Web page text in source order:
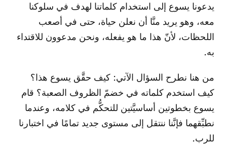
يدعونا يسوع إلى استخدام كلماتنا لهدف في سلوكنا
معه، وهو يريد منَّا أن نعلن حياة، حتى في أصعب
اللحظات، لأنّ هذا ما هو يفعله، ونحن مدعوون للاقتداء
به.
من هنا نطرح السؤال الآتي: كيف حقَّق يسوع هذا؟
كيف استخدم كلماته في خضمّ الظروف الصعبة؟ قام
يسوع بخطوتين أساسيَّتين للتحكُّم في كلامه، وعندما
نطبِّقهما فإنَّنا ننتقل إلى مستوى جديد تمامًا في اختبارنا
للرب.